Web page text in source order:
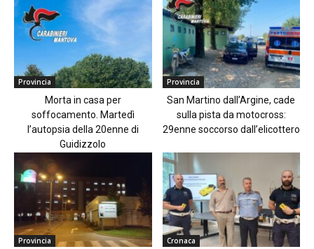
Provincia
Morta in casa per
soffocamento. Martedì
l’autopsia della 20enne di
Guidizzolo
Provincia
San Martino dall’Argine, cade
sulla pista da motocross:
29enne soccorso dall’elicottero
Provincia Cronaca